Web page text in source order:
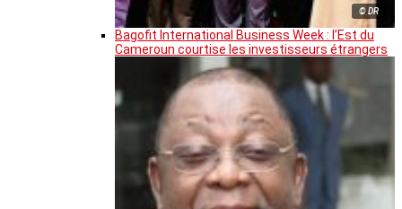
© DR
Bagofit International Business Week : l’Est du
Cameroun courtise les investisseurs étrangers